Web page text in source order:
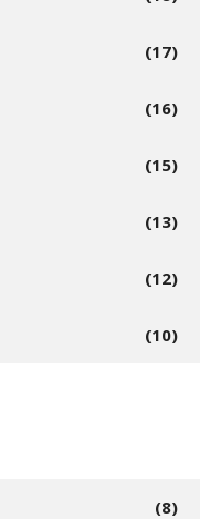
(17)
(16)
(15)
(13)
(12)
(10)
(8)